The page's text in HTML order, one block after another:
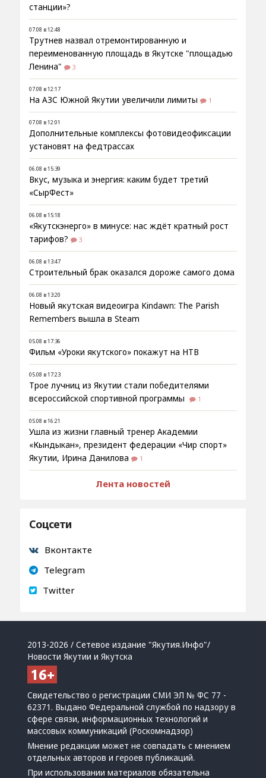
станции»?
07.08 в 12:48
Трутнев назвал отремонтированную и
переименованную площадь в Якутске "площадью
Ленина"
3
07.08 в 12:17
На АЗС Южной Якутии увеличили лимиты 1
07.08 в 12:01
Дополнительные комплексы фотовидеофиксации
установят на федтрассах
06.08 в 15:39
Вкус, музыка и энергия: каким будет третий
«СырФест»
06.08 в 15:18
«Якутскэнерго» в минусе: нас ждёт кратный рост
тарифов?
3
06.08 в 13:47
Строительный брак оказался дороже самого дома
06.08 в 13:20
Новый якутская видеоигра Kindawn: The Parish
Remembers вышла в Steam
05.08 в 17:36
Фильм «Уроки якутского» покажут на НТВ
05.08 в 17:23
Трое лучниц из Якутии стали победителями
всероссийской спортивной программы
1
05.08 в 16:21
Ушла из жизни главный тренер Академии
«Кындыкан», президент федерации «Чир спорт»
Якутии, Ирина Данилова
1
Лента новостей
Соцсети
Вконтакте
Telegram
Twitter
2013-2026 / Сетевое издание "Якутия.Инфо"/
Новости Якутии и Якутска
Свидетельство о регистрации СМИ ЭЛ № ФС 77 -
62371. Выдано Федеральной службой по надзору в
сфере связи, информационных технологий и
массовых коммуникаций (Роскомнадзор)
Мнение редакции может не совпадать с мнением
отдельных авторов и героев публикаций.
При использовании материалов обязательна